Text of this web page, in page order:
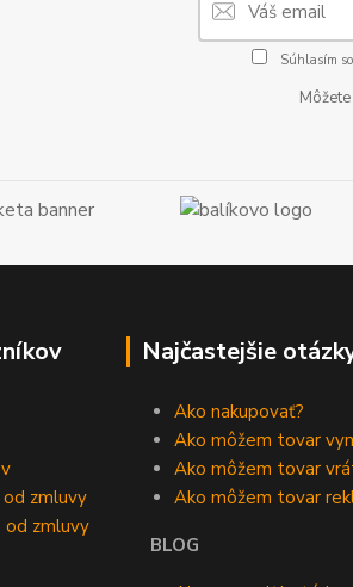
Súhlasím so
zmluvy
od zmluvy
Najčastejšie
Ako nakupovať?
Ako môžem tovar
Ako môžem tovar
Ako môžem tovar
BLOG